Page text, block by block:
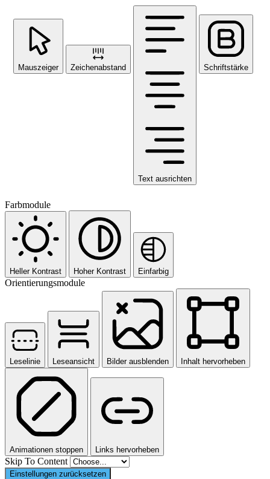
Mauszeiger Zeichenabstand
Text ausrichten
Schriftstärke
Farbmodule
Heller Kontrast Hoher Kontrast Einfarbig
Orientierungsmodule
Leselinie Leseansicht Bilder ausblenden Inhalt hervorheben
Animationen stoppen Links hervorheben
Skip To Content
Einstellungen zurücksetzen